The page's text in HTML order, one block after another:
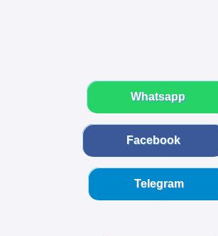
Whatsapp
Facebook
Telegram